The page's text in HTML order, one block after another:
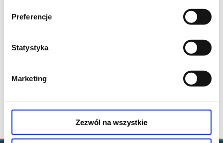
Preferencje
Statystyka
Marketing
Zezwól na wszystkie